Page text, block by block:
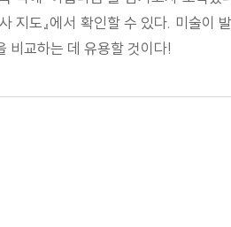
지도』에서 확인할 수 있다. 미술이
비교하는 데 유용할 것이다!